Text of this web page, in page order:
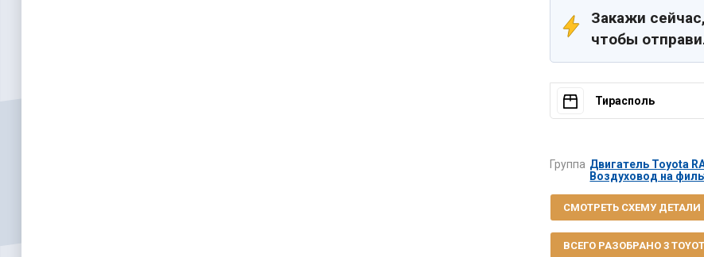
Закажи сейчас,
чтобы
Тирасполь
Группа Двигатель Toyota
Воздуховод на
СМОТРЕТЬ СХЕМУ ДЕТАЛИ
ВСЕГО РАЗОБРАНО 3